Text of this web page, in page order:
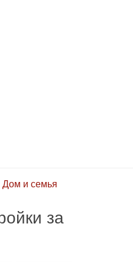
Дом и семья
за